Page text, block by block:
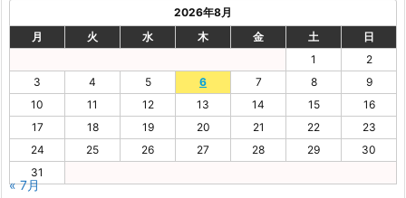
2026年8月
月
火 水 木 金 土
日
1
2
3
4 5 6 7 8
9
10
11 12 13 14 15
16
17
18 19 20 21 22
23
24
25 26 27 28 29
30
31
« 7月